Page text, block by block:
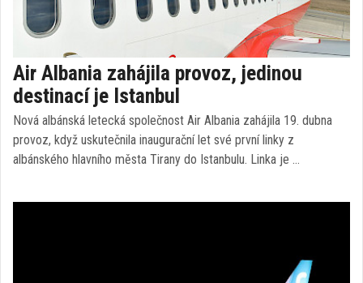
Air Albania zahájila provoz, jedinou
destinací je Istanbul
Nová albánská letecká společnost Air Albania zahájila 19. dubna
provoz, když uskutečnila inaugurační let své první linky z
albánského hlavního města Tirany do Istanbulu. Linka je …